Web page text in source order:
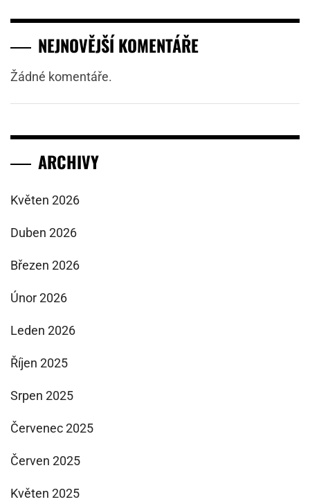
NEJNOVĚJŠÍ KOMENTÁŘE
Žádné komentáře.
ARCHIVY
Květen 2026
Duben 2026
Březen 2026
Únor 2026
Leden 2026
Říjen 2025
Srpen 2025
Červenec 2025
Červen 2025
Květen 2025